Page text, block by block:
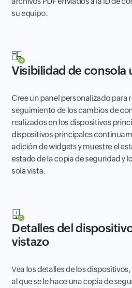
su equipo.
Visibilidad de consola
Cree un panel personalizado para
seguimiento de los cambios de
realizados en los dispositivos
dispositivos principales
adición de widgets y muestre el
estado de la copia de seguridad y
sola vista.
Detalles del
vistazo
Vea los detalles de los
al que se le hace una copia de